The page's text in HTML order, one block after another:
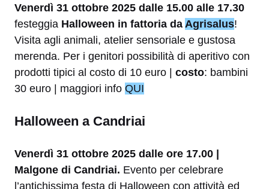
Venerdì 31 ottobre 2025 dalle 15.00 alle 17.30
festeggia Halloween in fattoria da Agrisalus!
Visita agli animali, atelier sensoriale e gustosa
merenda. Per i genitori possibilità di aperitivo con
prodotti tipici al costo di 10 euro | costo: bambini
30 euro | maggiori info QUI
Halloween a Candriai
Venerdì 31 ottobre 2025 dalle ore 17.00 |
Malgone di Candriai. Evento per celebrare
l’antichissima festa di Halloween con attività ed